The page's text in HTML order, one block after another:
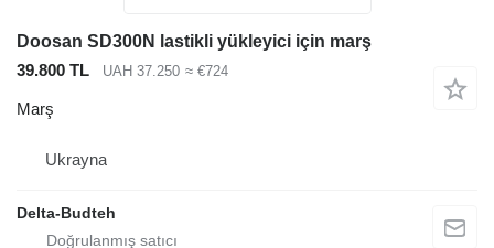
Doosan SD300N lastikli yükleyici için marş
39.800 TL
UAH 37.250 ≈ €724
Marş
Ukrayna
Delta-Budteh